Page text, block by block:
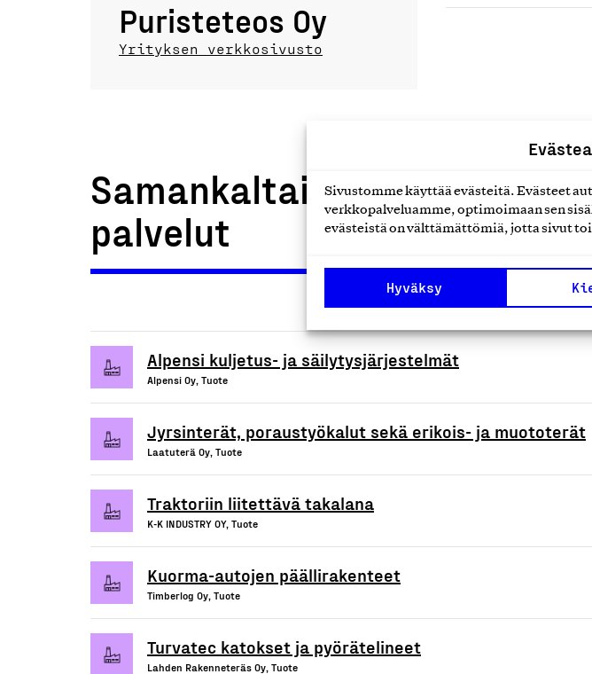
Sivustomme käyttää evästeitä. Evästeet
verkkopalveluamme, optimoimaan sen
evästeistä on välttämättömiä, jotta sivut
Hyväksy
Puristeteos Oy
Yrityksen verkkosivusto
Samankaltaiset tuotteet tai
palvelut
Alpensi kuljetus- ja säilytysjärjestelmät
Alpensi Oy, Tuote
Jyrsinterät, poraustyökalut sekä erikois- ja muototerät
Laatuterä Oy, Tuote
Traktoriin liitettävä takalana
K-K INDUSTRY OY, Tuote
Kuorma-autojen päällirakenteet
Timberlog Oy, Tuote
Turvatec katokset ja pyörätelineet
Lahden Rakenneteräs Oy, Tuote